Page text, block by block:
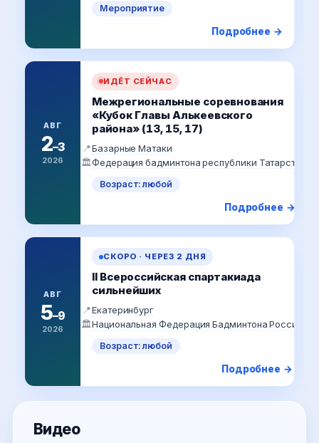
Мероприятие
Подробнее →
АВГ
2–3
2026
Межрегиональные соревнования
«Кубок Главы Алькеевского
района» (13, 15, 17)
📍Базарные Матаки
🏛️Федерация бадминтона республики Татарстан
Возраст: любой
Подробнее →
ИДЁТ СЕЙЧАС
АВГ
5–9
2026
II Всероссийская спартакиада
сильнейших
📍Екатеринбург
🏛️Национальная Федерация Бадминтона России
Возраст: любой
Подробнее →
СКОРО · ЧЕРЕЗ 2 ДНЯ
Видео